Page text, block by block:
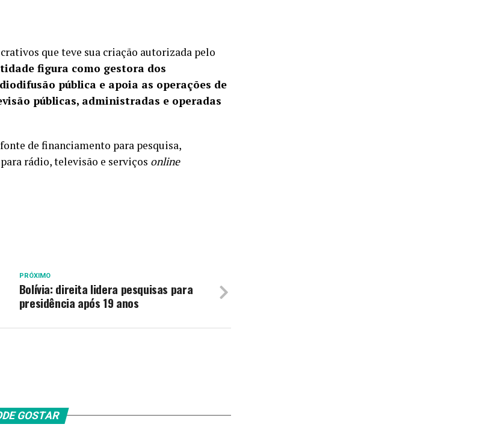
que teve sua criação autorizada pelo
figura como gestora dos
pública e apoia as operações de
públicas, administradas e operadas
de financiamento para pesquisa,
rádio, televisão e serviços online
PRÓXIMO
Bolívia: direita lidera pesquisas para
presidência após 19 anos
GOSTAR